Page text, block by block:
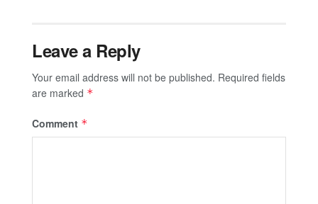
Leave a Reply
Your email address will not be published. Required fields
are marked *
Comment *